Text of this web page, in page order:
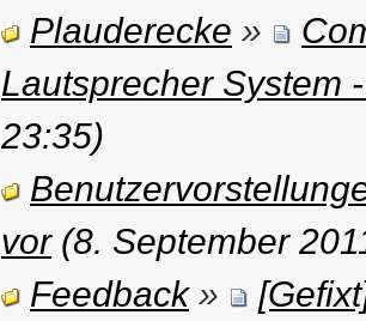
Plauderecke »
Lautsprecher System
23:35)
vor (8. September
Feedback»